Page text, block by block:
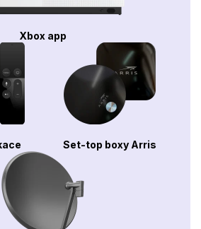
Xbox app
Set-top boxy Arris